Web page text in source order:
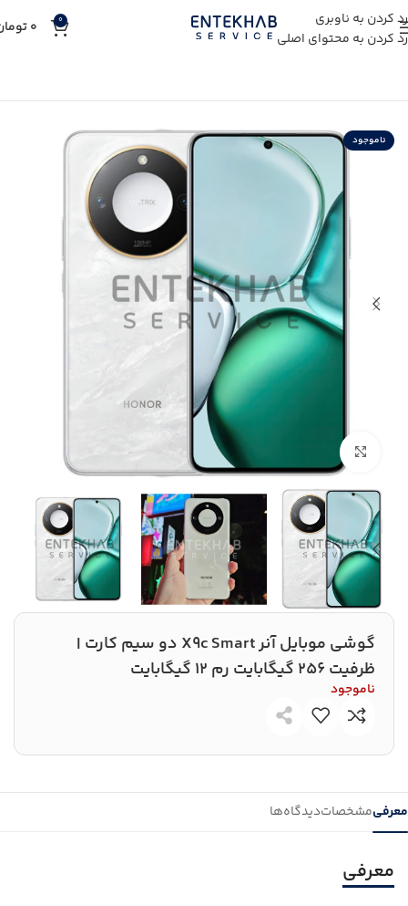
رد کردن به ناوبری
رد کردن به محتوای اصلی
0
0
ناموجود
بزرگنمایی تصویر
گوشی موبایل آنر X9c Smart دو سیم کارت |
ظرفیت 256 گیگابایت رم 12 گیگابایت
ناموجود
معرفیمشخصاتدیدگاه‌ها
معرفی